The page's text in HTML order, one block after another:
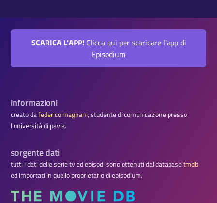
SCARICA L'APP!Clicca qui per scaricare l'app di
Episodium
informazioni
creato dafederico magnani, studente di comunicazione presso
l'università di pavia.
sorgente dati
tutti i dati delle serie tv ed episodi sono ottenuti dal databasetmdb
ed importati in quello proprietario di episodium.